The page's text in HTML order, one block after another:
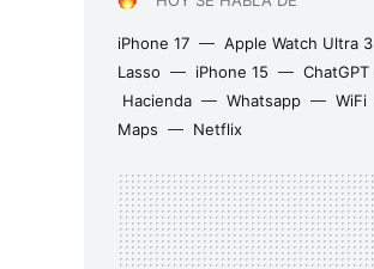
iPhone 17 Apple Watch Ultra 3
Lasso
iPhone 15
ChatGPT
Hacienda
Whatsapp WiFi
Maps
Netflix